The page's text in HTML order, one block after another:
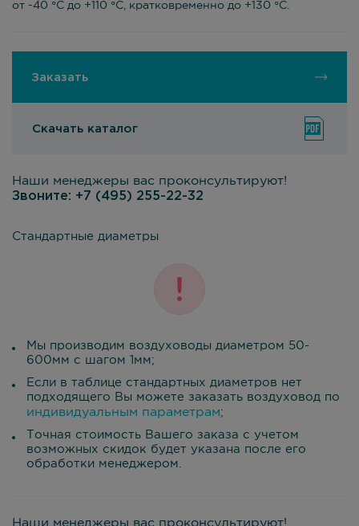
от -40 °С до +110 °С, кратковременно до +130 °С.
Заказать
Скачать каталог
Наши менеджеры вас проконсультируют!
Звоните: +7 (495) 255-22-32
Стандартные диаметры
Мы производим воздуховоды диаметром 50-
600мм с шагом 1мм;
Если в таблице стандартных диаметров нет
подходящего Вы можете заказать воздуховод по
индивидуальным параметрам;
Точная стоимость Вашего заказа с учетом
возможных скидок будет указана после его
обработки менеджером.
Наши менеджеры вас проконсультируют!